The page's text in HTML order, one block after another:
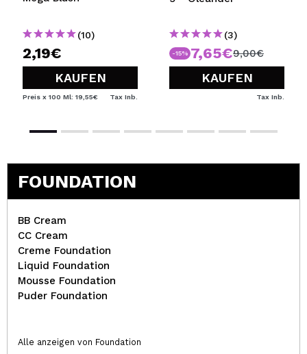
(10)
2,19€
KAUFEN
Preis x 100 Ml: 19,55€ Tax Inb.
(3)
-15% 7,65€9,00€
KAUFEN
Tax Inb.
FOUNDATION
BB Cream
CC Cream
Creme Foundation
Liquid Foundation
Mousse Foundation
Puder Foundation
Alle anzeigen von Foundation